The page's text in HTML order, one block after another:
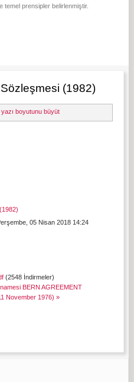
temel prensipler belirlenmiştir.
(1982)
yazı boyutunu büyüt
05 Nisan 2018 14:24
(2548 İndirmeler)
BERN AGREEMENT
November 1976) »